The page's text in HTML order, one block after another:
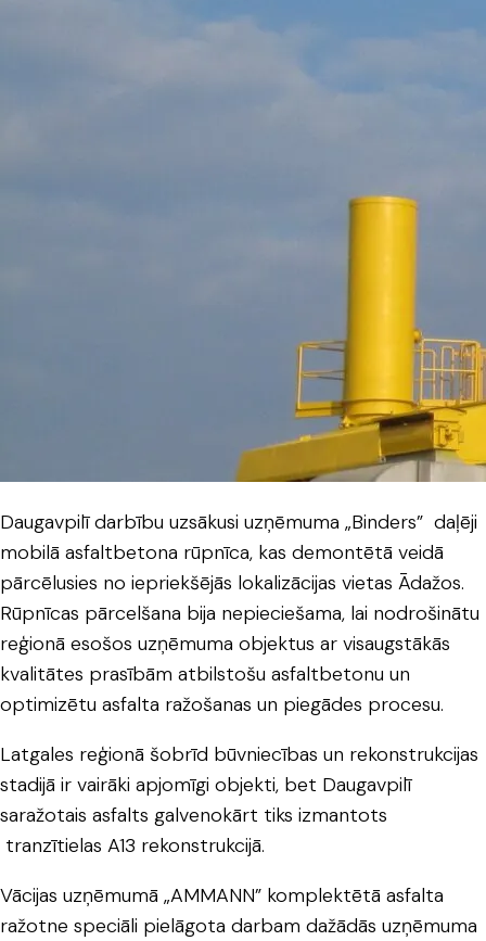
Daugavpilī darbību uzsākusi uzņēmuma „Binders” daļēji
mobilā asfaltbetona rūpnīca, kas demontētā veidā
pārcēlusies no iepriekšējās lokalizācijas vietas Ādažos.
Rūpnīcas pārcelšana bija nepieciešama, lai nodrošinātu
reģionā esošos uzņēmuma objektus ar visaugstākās
kvalitātes prasībām atbilstošu asfaltbetonu un
optimizētu asfalta ražošanas un piegādes procesu.
Latgales reģionā šobrīd būvniecības un rekonstrukcijas
stadijā ir vairāki apjomīgi objekti, bet Daugavpilī
saražotais asfalts galvenokārt tiks izmantots
tranzītielas A13 rekonstrukcijā.
Vācijas uzņēmumā „AMMANN” komplektētā asfalta
ražotne speciāli pielāgota darbam dažādās uzņēmuma